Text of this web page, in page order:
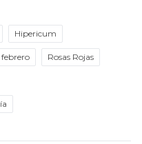
Hipericum
febrero Rosas Rojas